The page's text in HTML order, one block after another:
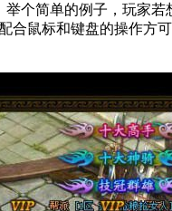
个简单的例子，玩家若
合鼠标和键盘的操作方